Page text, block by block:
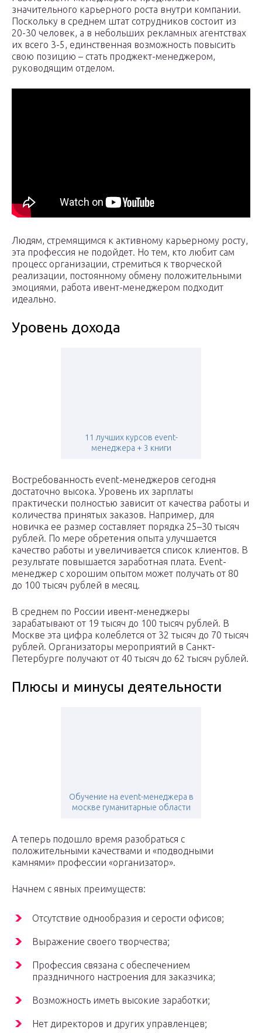
значительного карьерного роста внутри компании.
Поскольку в среднем штат сотрудников состоит из
20-30 человек, а в небольших рекламных агентствах
их всего 3-5, единственная возможность повысить
свою позицию – стать проджект-менеджером,
руководящим отделом.
Людям, стремящимся к активному карьерному росту,
эта профессия не подойдет. Но тем, кто любит сам
процесс организации, стремиться к творческой
реализации, постоянному обмену положительными
эмоциями, работа ивент-менеджером подходит
идеально.
Уровень дохода
11 лучших курсов event-
менеджера + 3 книги
Востребованность event-менеджеров сегодня
достаточно высока. Уровень их зарплаты
практически полностью зависит от качества работы и
количества принятых заказов. Например, для
новичка ее размер составляет порядка 25–30 тысяч
рублей. По мере обретения опыта улучшается
качество работы и увеличивается список клиентов. В
результате повышается заработная плата. Event-
менеджер с хорошим опытом может получать от 80
до 100 тысяч рублей в месяц.
В среднем по России ивент-менеджеры
зарабатывают от 19 тысяч до 100 тысяч рублей. В
Москве эта цифра колеблется от 32 тысяч до 70 тысяч
рублей. Организаторы мероприятий в Санкт-
Петербурге получают от 40 тысяч до 62 тысяч рублей.
Плюсы и минусы деятельности
Обучение на event-менеджера в
москве гуманитарные области
А теперь подошло время разобраться с
положительными качествами и «подводными
камнями» профессии «организатор».
Начнем с явных преимуществ:
Отсутствие однообразия и серости офисов;
Выражение своего творчества;
Профессия связана с обеспечением
праздничного настроения для заказчика;
Возможность иметь высокие заработки;
Нет директоров и других управленцев;